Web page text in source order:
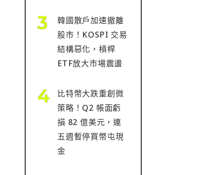
韓國散戶加速撤離
股市！KOSPI 交易
結構惡化，槓桿
ETF放大市場震盪
比特幣大跌重創微
策略！Q2 帳面虧
損 82 億美元，連
五週暫停買幣屯現
金